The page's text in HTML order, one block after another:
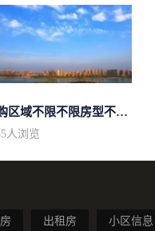
求购区域不限不限房型不限两室一厅简...
人浏览
出租房 小区信息